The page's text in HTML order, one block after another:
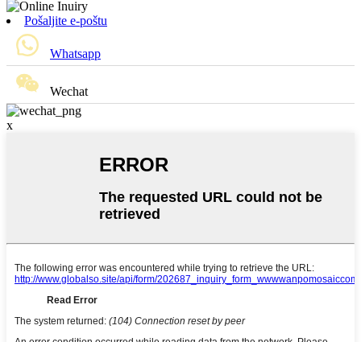
Pošaljite e-poštu
Whatsapp
Wechat
x